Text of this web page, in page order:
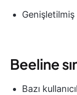
Genişletilmiş
Beeline
Bazı